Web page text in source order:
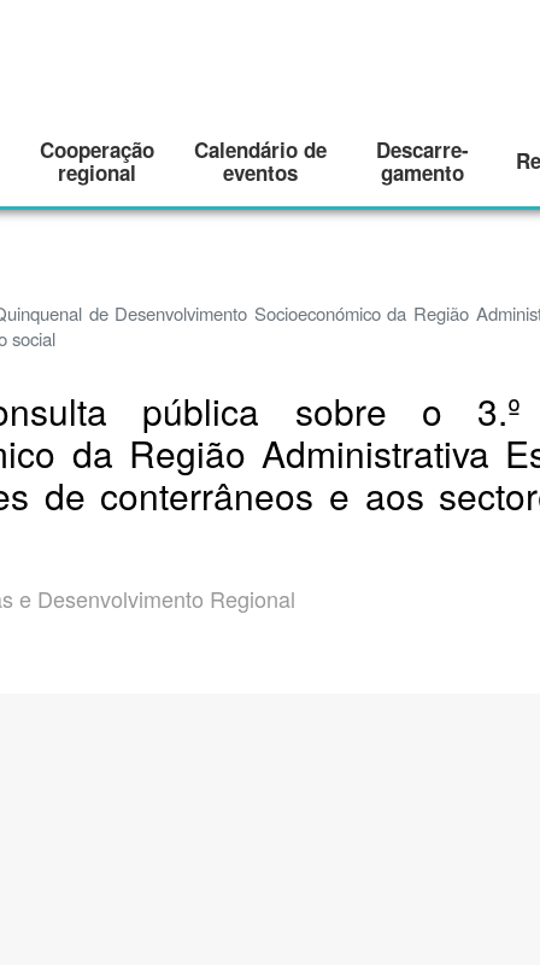
Cooperação
regional
Calendário de
eventos
Descarre-
gamento
de Desenvolvimento Socioeconómico da Região
social
pública sobre o 3.º
da Região Administrativa
de conterrâneos e aos
e Desenvolvimento Regional